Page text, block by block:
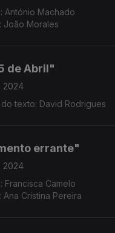
António Machado
João Morales
de Abril"
2024
texto: David Rodrigues
errante"
2024
Francisca Camelo
Cristina Pereira